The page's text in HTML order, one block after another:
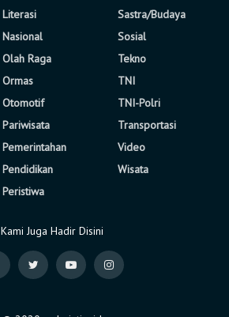
Literasi
Nasional
Olah Raga
Ormas
Otomotif
Pariwisata
Pemerintahan
Pendidikan
Peristiwa
Sastra/Budaya
Sosial
Tekno
TNI
TNI-Polri
Transportasi
Video
Wisata
Kami Juga Hadir Disini